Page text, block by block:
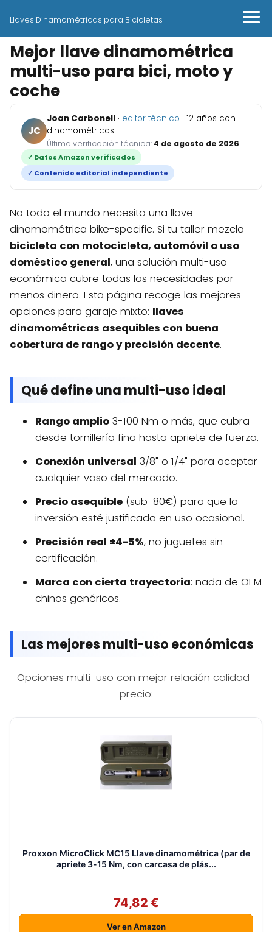
Llaves Dinamométricas para Bicicletas
Mejor llave dinamométrica
multi-uso para bici, moto y
coche
JC
Joan Carbonell · editor técnico · 12 años con
dinamométricas
Última verificación técnica: 4 de agosto de 2026
✓ Datos Amazon verificados
✓ Contenido editorial independiente
No todo el mundo necesita una llave
dinamométrica bike-specific. Si tu taller mezcla
bicicleta con motocicleta, automóvil o uso
doméstico general, una solución multi-uso
económica cubre todas las necesidades por
menos dinero. Esta página recoge las mejores
opciones para garaje mixto: llaves
dinamométricas asequibles con buena
cobertura de rango y precisión decente.
Qué define una multi-uso ideal
Rango amplio 3-100 Nm o más, que cubra
desde tornillería fina hasta apriete de fuerza.
Conexión universal 3/8" o 1/4" para aceptar
cualquier vaso del mercado.
Precio asequible (sub-80€) para que la
inversión esté justificada en uso ocasional.
Precisión real ±4-5%, no juguetes sin
certificación.
Marca con cierta trayectoria: nada de OEM
chinos genéricos.
Las mejores multi-uso económicas
Opciones multi-uso con mejor relación calidad-
precio:
Proxxon MicroClick MC15 Llave dinamométrica (par de
apriete 3-15 Nm, con carcasa de plás...
74,82 €
Ver en Amazon